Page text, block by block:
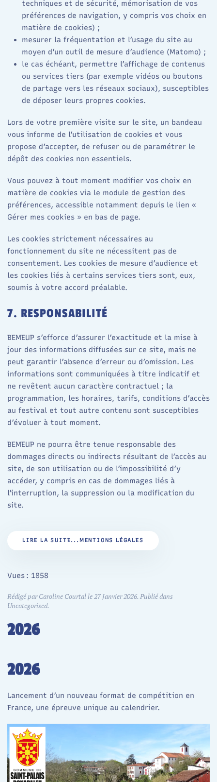
techniques et de sécurité, mémorisation de vos
préférences de navigation, y compris vos choix en
matière de cookies) ;
mesurer la fréquentation et l’usage du site au
moyen d’un outil de mesure d’audience (Matomo) ;
le cas échéant, permettre l’affichage de contenus
ou services tiers (par exemple vidéos ou boutons
de partage vers les réseaux sociaux), susceptibles
de déposer leurs propres cookies.
Lors de votre première visite sur le site, un bandeau
vous informe de l’utilisation de cookies et vous
propose d’accepter, de refuser ou de paramétrer le
dépôt des cookies non essentiels.
Vous pouvez à tout moment modifier vos choix en
matière de cookies via le module de gestion des
préférences, accessible notamment depuis le lien «
Gérer mes cookies » en bas de page.
Les cookies strictement nécessaires au
fonctionnement du site ne nécessitent pas de
consentement. Les cookies de mesure d’audience et
les cookies liés à certains services tiers sont, eux,
soumis à votre accord préalable.
7. RESPONSABILITÉ
BEMEUP s’efforce d’assurer l’exactitude et la mise à
jour des informations diffusées sur ce site, mais ne
peut garantir l’absence d’erreur ou d’omission. Les
informations sont communiquées à titre indicatif et
ne revêtent aucun caractère contractuel ; la
programmation, les horaires, tarifs, conditions d’accès
au festival et tout autre contenu sont susceptibles
d’évoluer à tout moment.
BEMEUP ne pourra être tenue responsable des
dommages directs ou indirects résultant de l’accès au
site, de son utilisation ou de l’impossibilité d’y
accéder, y compris en cas de dommages liés à
l’interruption, la suppression ou la modification du
site.
LIRE LA SUITE...MENTIONS LÉGALES
Vues : 1858
Rédigé par Caroline Courtal le 27 Janvier 2026. Publié dans
Uncategorised.
2026
2026
Lancement d’un nouveau format de compétition en
France, une épreuve unique au calendrier.